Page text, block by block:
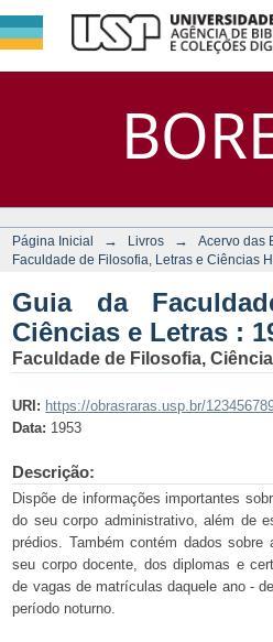
Guia da
de
Ciências e
DSpace/
Página Inicial → Livros → Acervo das
Faculdade de Filosofia, Letras e Ciências
Guia da
Ciências e Letras :
Faculdade de Filosofia,
URI: https://obrasraras.usp.br/
Data: 1953
Descrição:
Dispõe de informações importantes
do seu corpo administrativo, além de
prédios. Também contém dados
seu corpo docente, dos diplomas e
de vagas de matrículas daquele ano -
período noturno.